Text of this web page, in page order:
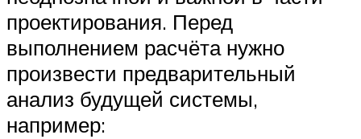
проектирования. Перед
выполнением расчёта нужно
произвести предварительный
анализ будущей системы,
например: